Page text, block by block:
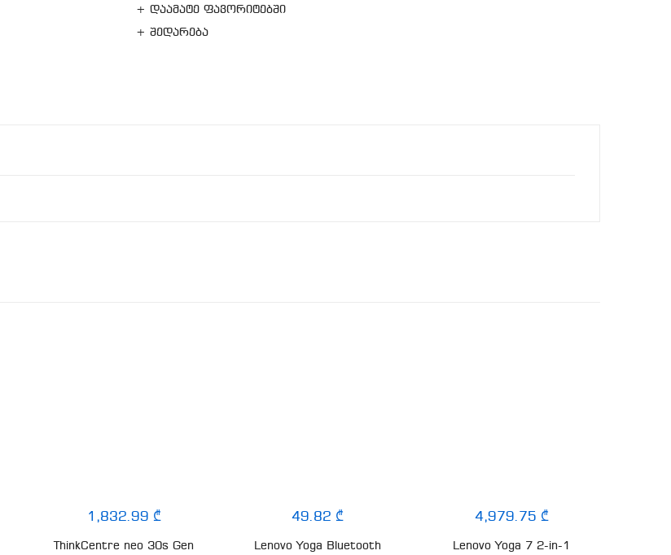
+ დაამატე ფავორიტებში
+ შედარება
1,832.99 ₾
ThinkCentre neo 30s Gen
49.82 ₾
Lenovo Yoga Bluetooth
4,979.75 ₾
Lenovo Yoga 7 2-in-1